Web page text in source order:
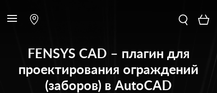
FENSYS CAD – плагин для
проектирования ограждений
(заборов) в AutoCAD